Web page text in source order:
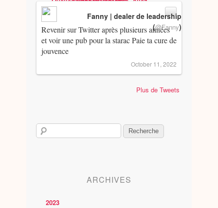
Revenir sur Twitter après plusieurs années
et voir une pub pour la starac Paie ta cure de
jouvence
Fanny | dealer de leadership
(@Fanny)
October 11, 2022
Plus de Tweets
ARCHIVES
2023